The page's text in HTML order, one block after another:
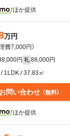
ほか提供
万円
理費7,000円）
円 礼 88,000円
1LDK / 37.83㎡
お問い合わせ （無料）
ほか提供